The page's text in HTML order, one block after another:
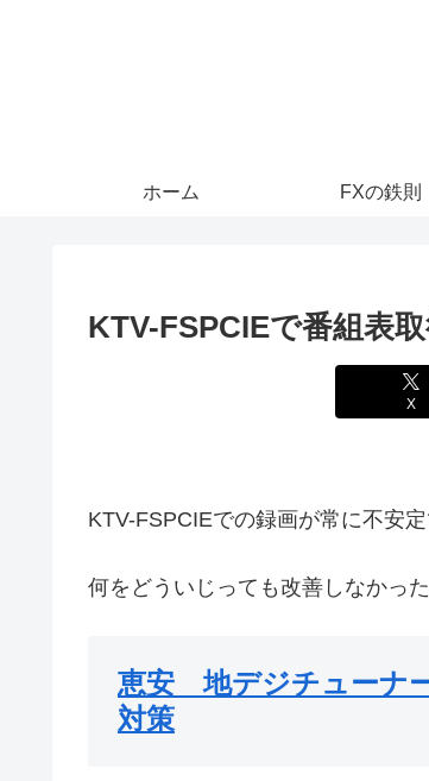
ホーム FXの鉄則
KTV-FSPCIEで番組表
X
KTV-FSPCIEでの録画が常に不安
何をどういじっても改善しなかっ
恵安 地デジチューナ
対策